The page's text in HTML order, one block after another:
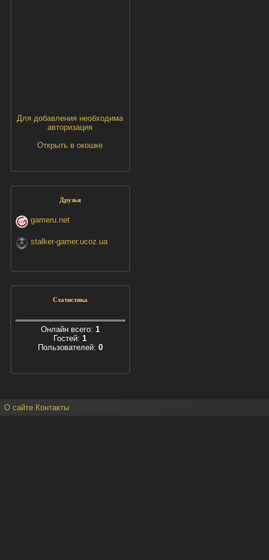
Для добавления необходима
авторизация
Открыть в окошке
Друзья
gameru.net
stalker-gamer.ucoz.ua
Статистика
Онлайн всего: 1
Гостей: 1
Пользователей: 0
О сайте Контакты